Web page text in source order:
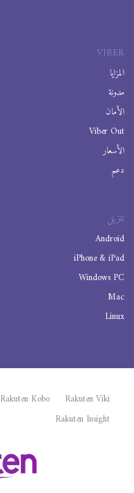
VIBER
المزايا
مدونة
الأمان
Viber Out
الأسعار
دعم
تنزيل
Android
iPhone & iPad
Windows PC
Mac
Linux
Rakuten Viki
Rakuten Kobo
Rakuten Insight